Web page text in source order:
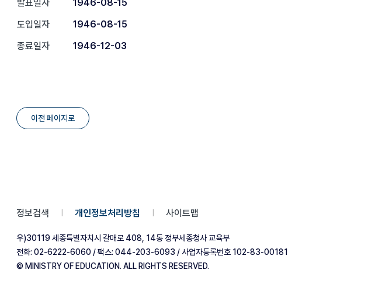
발표일자
1946-08-15
도입일자
1946-08-15
종료일자
1946-12-03
이전 페이지로
정보검색 개인정보처리방침 사이트맵
우)30119 세종특별자치시 갈매로 408, 14동 정부세종청사 교육부
전화: 02-6222-6060 / 팩스: 044-203-6093 / 사업자등록번호 102-83-00181
© MINISTRY OF EDUCATION. ALL RIGHTS RESERVED.